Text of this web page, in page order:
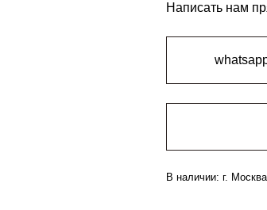
Написать нам
В наличии: г. Москва